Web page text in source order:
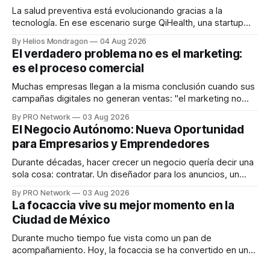
La salud preventiva está evolucionando gracias a la
tecnología. En ese escenario surge QiHealth, una startup
dispositivos inteligentes, inteligencia artificial y monitoreo
en tiempo real para ayudar a las personas a tomar mejores
decisiones sobre su salud metabólica. Su propuesta busca
responder
By Helios Mondragon 04 Aug 2026
El verdadero problema no es el marketing:
es el proceso comercial
Muchas empresas llegan a la misma conclusión cuando sus
campañas digitales no generan ventas: "el marketing no
INTERIUS, el problema suele estar en otro lugar. Durante
una entrevista para el podcast SER PRO, el especialista en
marketing digital explicó que
By PRO Network 03 Aug 2026
El Negocio Autónomo: Nueva Oportunidad
para Empresarios y Emprendedores
Durante décadas, hacer crecer un negocio quería decir una
sola cosa: contratar. Un diseñador para los anuncios, un
para los textos, alguien que supiera de publicidad digital
para encontrar prospectos, un vendedor para atender
llamadas y mensajes, y —con suerte— una persona
By PRO Network 03 Aug 2026
La focaccia vive su mejor momento en la
Ciudad de México
Durante mucho tiempo fue vista como un pan de
acompañamiento. Hoy, la focaccia se ha convertido en uno